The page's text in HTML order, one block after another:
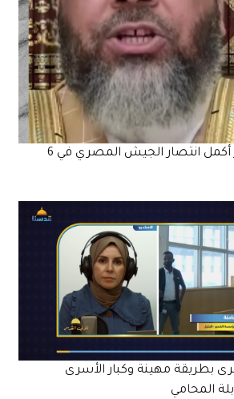
وكأن 7 أكتوبر أكمل انتصار الجيش المصري في 6
بطريقة مهينة وكبار الأسرى
المحامي